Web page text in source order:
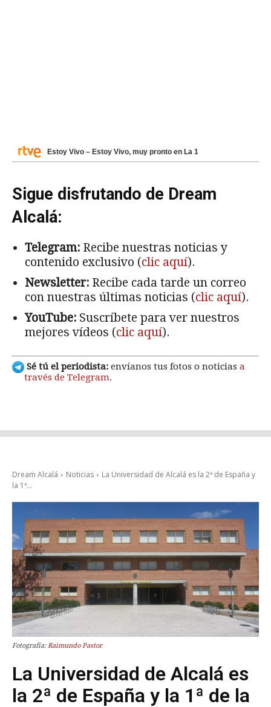
Estoy Vivo – Estoy Vivo, muy pronto en La 1
Sigue disfrutando de Dream
Alcalá:
Telegram: Recibe nuestras noticias y
contenido exclusivo (clic aquí).
Newsletter: Recibe cada tarde un correo
con nuestras últimas noticias (clic aquí).
YouTube: Suscríbete para ver nuestros
mejores vídeos (clic aquí).
Sé tú el periodista: envíanos tus fotos o noticias a
través de Telegram.